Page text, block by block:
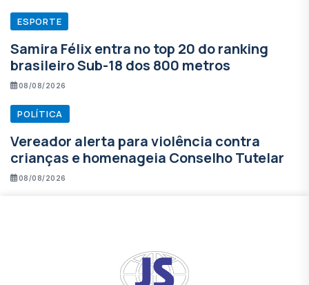
ESPORTE
Samira Félix entra no top 20 do ranking
brasileiro Sub-18 dos 800 metros
08/08/2026
POLÍTICA
Vereador alerta para violência contra
crianças e homenageia Conselho Tutelar
08/08/2026